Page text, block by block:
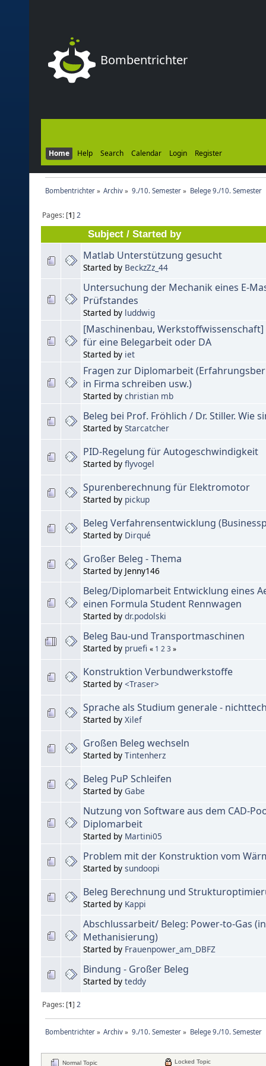
Bombentrichter
Home Help Search Calendar Login Register
Bombentrichter» Archiv » 9./10. Semester » Belege 9./10. Semester
Pages: [1]2
Subject/ Started by
Matlab Unterstützung gesucht
Started by BeckzZz_44
Untersuchung der Mechanik eines E-
Prüfstandes
Started by luddwig
[Maschinenbau,
für eine Belegarbeit oder DA
Started by iet
Fragen zur Diplomarbeit
in Firma schreiben usw.)
Started by christian mb
Beleg bei Prof. Fröhlich / Dr. Stiller. Wie
Started by Starcatcher
PID-Regelung für Autogeschwindigkeit
Started by flyvogel
Spurenberechnung für Elektromotor
Started by pickup
Beleg Verfahrensentwicklung
Started by Dirqué
Großer Beleg - Thema
Started by Jenny146
Beleg/Diplomarbeit Entwicklung eines
einen Formula Student Rennwagen
Started by dr.podolski
Beleg Bau-und Transportmaschinen
Started by pruefi « 1 2 3 »
Konstruktion Verbundwerkstoffe
Started by <Traser>
Sprache als Studium generale -
Started by Xilef
Großen Beleg wechseln
Started by Tintenherz
Beleg PuP Schleifen
Started by Gabe
Nutzung von Software aus dem CAD-
Diplomarbeit
Started by Martini05
Problem mit der Konstruktion vom
Started by sundoopi
Beleg Berechnung und
Started by Kappi
Abschlussarbeit/ Beleg: Power-to-Gas
Methanisierung)
Started by Frauenpower_am_DBFZ
Bindung - Großer Beleg
Started by teddy
Pages: [1]2
Bombentrichter» Archiv » 9./10. Semester » Belege 9./10. Semester
Normal Topic Locked Topic